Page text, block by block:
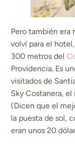
Pero también era
volví para el
300 metros del
Providencia. Es
visitados de
Sky Costanera,
(Dicen que el
la puesta de sol,
eran unos 20